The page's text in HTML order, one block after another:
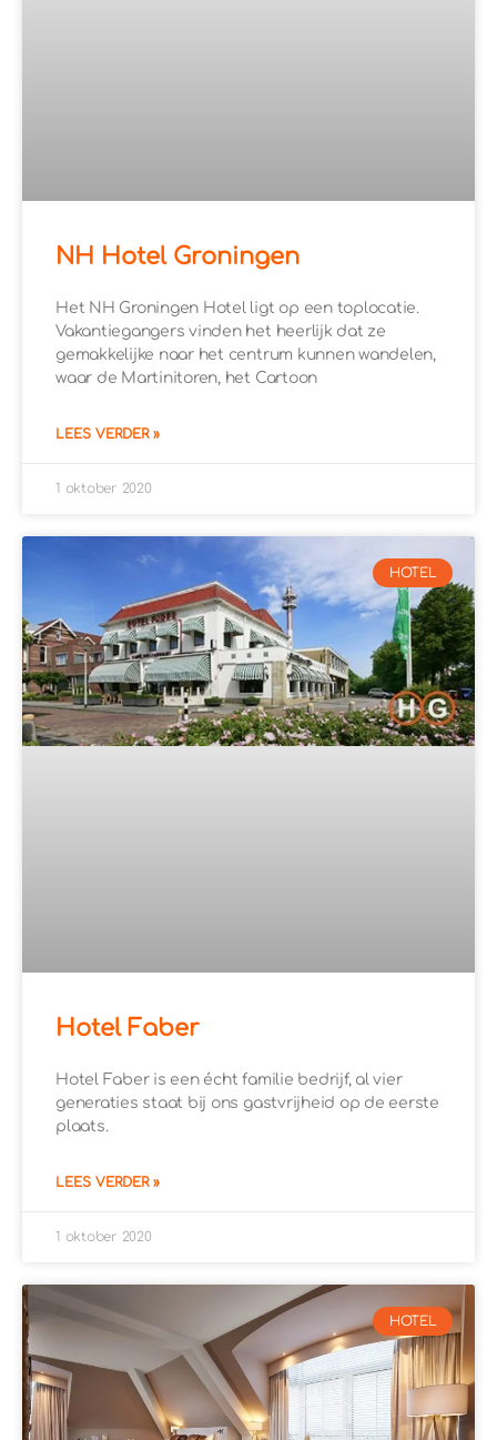
NH Hotel Groningen
Het NH Groningen Hotel ligt op een toplocatie.
Vakantiegangers vinden het heerlijk dat ze
gemakkelijke naar het centrum kunnen wandelen,
waar de Martinitoren, het Cartoon
LEES VERDER »
1 oktober 2020
HOTEL
Hotel Faber
Hotel Faber is een écht familie bedrijf, al vier
generaties staat bij ons gastvrijheid op de eerste
plaats.
LEES VERDER »
1 oktober 2020
HOTEL